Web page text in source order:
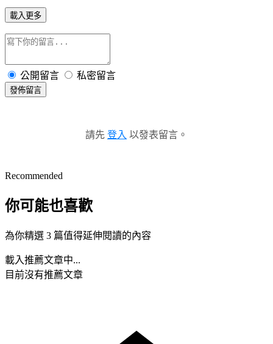
載入更多
公開留言 私密留言
發佈留言
請先 登入 以發表留言。
Recommended
你可能也喜歡
為你精選 3 篇值得延伸閱讀的內容
載入推薦文章中...
目前沒有推薦文章